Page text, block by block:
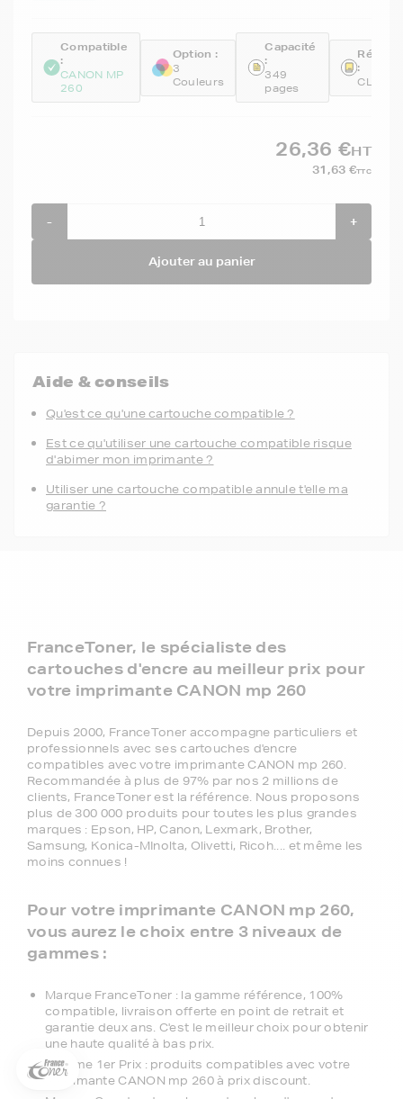
Compatible
:
CANON MP
260
Option :
3
Couleurs
Capacité
:
349
pages
:
CL-513
26,36 €HT
31,63 €TTC
- +
Ajouter au panier
Aide & conseils
Qu'est ce qu'une cartouche compatible ?
Est ce qu'utiliser une cartouche compatible risque
d'abimer mon imprimante ?
Utiliser une cartouche compatible annule t'elle ma
garantie ?
FranceToner, le spécialiste des
cartouches d'encre au meilleur prix pour
votre imprimante CANON mp 260
Depuis 2000, FranceToner accompagne particuliers et
professionnels avec ses cartouches d'encre
compatibles avec votre imprimante CANON mp 260.
Recommandée à plus de 97% par nos 2 millions de
clients, FranceToner est la référence. Nous proposons
plus de 300 000 produits pour toutes les plus grandes
marques : Epson, HP, Canon, Lexmark, Brother,
Samsung, Konica-MInolta, Olivetti, Ricoh.... et même les
moins connues !
Pour votre imprimante CANON mp 260,
vous aurez le choix entre 3 niveaux de
gammes :
Marque FranceToner : la gamme référence, 100%
compatible, livraison offerte en point de retrait et
garantie deux ans. C'est le meilleur choix pour obtenir
une haute qualité à bas prix.
Gamme 1er Prix : produits compatibles avec votre
imprimante CANON mp 260 à prix discount.
5€ offerts sur votre 1ère
5€
Inscrivez-vous à notre newsletter, suivez notre actualité et
bénéficiez immédiatement
d’une remise de 5€
commande * !